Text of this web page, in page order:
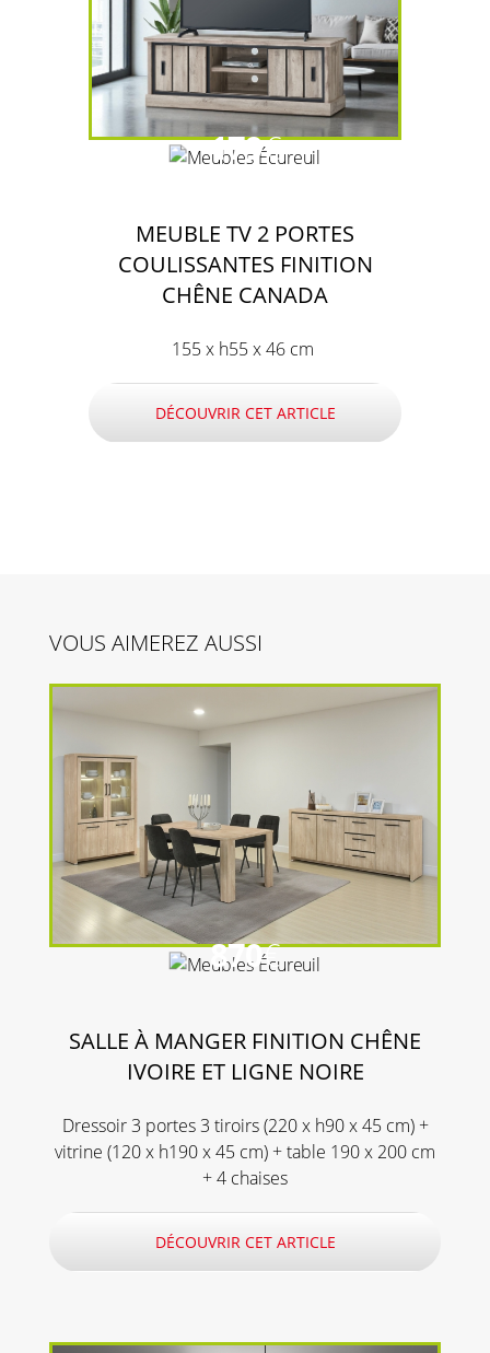
179€
MEUBLE TV 2 PORTES
COULISSANTES FINITION
CHÊNE CANADA
155 x h55 x 46 cm
DÉCOUVRIR CET ARTICLE
VOUS AIMEREZ AUSSI
870€
SALLE À MANGER FINITION CHÊNE
IVOIRE ET LIGNE NOIRE
Dressoir 3 portes 3 tiroirs (220 x h90 x 45 cm) +
vitrine (120 x h190 x 45 cm) + table 190 x 200 cm
+ 4 chaises
DÉCOUVRIR CET ARTICLE